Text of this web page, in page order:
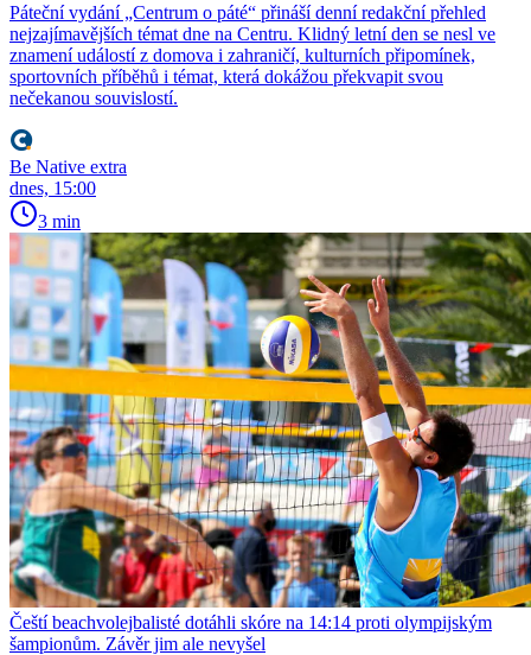
Páteční vydání „Centrum o páté“ přináší denní redakční přehled
nejzajímavějších témat dne na Centru. Klidný letní den se nesl ve
znamení událostí z domova i zahraničí, kulturních připomínek,
sportovních příběhů i témat, která dokážou překvapit svou
nečekanou souvislostí.
Be Native extra
dnes, 15:00
3 min
Čeští beachvolejbalisté dotáhli skóre na 14:14 proti olympijským
šampionům. Závěr jim ale nevyšel